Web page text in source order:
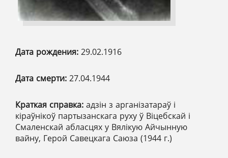
Дата рождения: 29.02.1916
Дата смерти: 27.04.1944
Краткая справка: адзін з арганізатараў і
кіраўнікоў партызанскага руху ў Віцебскай і
Смаленскай абласцях у Вялікую Айчынную
вайну, Герой Савецкага Саюза (1944 г.)